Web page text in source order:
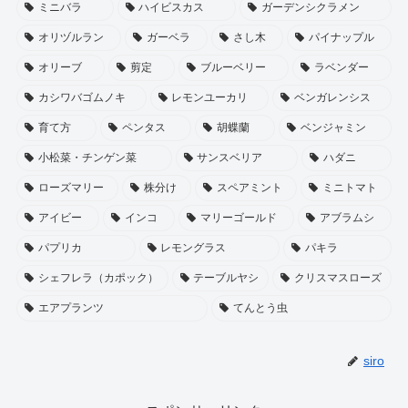
ミニバラ ハイビスカス ガーデンシクラメン
オリヅルラン ガーベラ さし木 パイナップル
オリーブ 剪定 ブルーベリー ラベンダー
カシワバゴムノキ レモンユーカリ ベンガレンシス
育て方 ペンタス 胡蝶蘭 ベンジャミン
小松菜・チンゲン菜 サンスベリア ハダニ
ローズマリー 株分け スペアミント ミニトマト
アイビー インコ マリーゴールド アブラムシ
パプリカ レモングラス パキラ
シェフレラ（カポック） テーブルヤシ クリスマスローズ
エアプランツ てんとう虫
siro